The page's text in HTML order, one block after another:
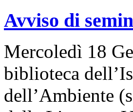
Avviso di
Mercoledì 18
biblioteca
dell’Ambiente